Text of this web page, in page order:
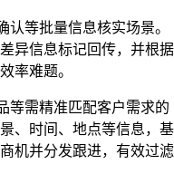
认等批量信息核实场景。
异信息标记回传，并根据
率难题。
等需精准匹配客户需求的
、时间、地点等信息，基
机并分发跟进，有效过滤